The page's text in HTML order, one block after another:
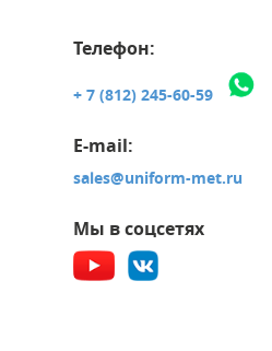
Телефон:
+ 7 (812) 245-60-59
E-mail:
sales@uniform-met.ru
Мы в соцсетях